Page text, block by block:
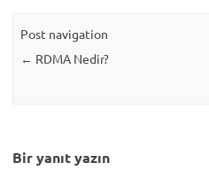
Post navigation
← RDMA Nedir?
Bir yanıt yazın